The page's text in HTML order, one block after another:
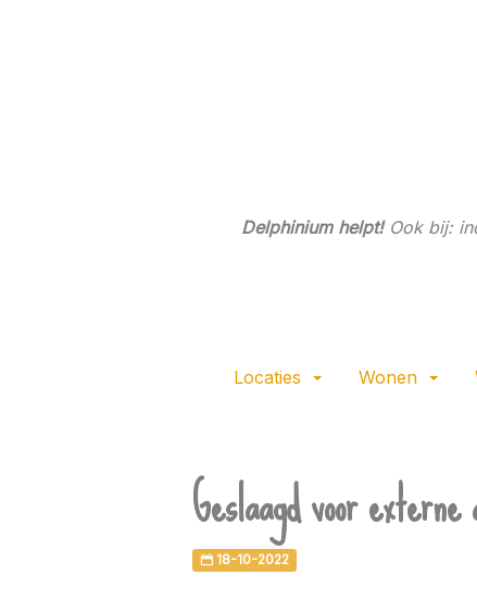
Delphinium helpt! Ook bij:
Locaties Wonen
Geslaagd voor
18-10-2022